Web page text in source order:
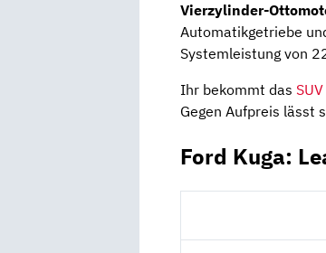
Vierzylinder-
Automatikgetriebe
Systemleistung von
Ihr bekommt das SUV
Gegen Aufpreis lässt
Ford Kuga: